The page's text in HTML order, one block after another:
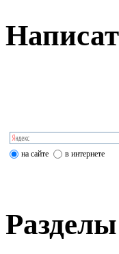
на сайте в интернете